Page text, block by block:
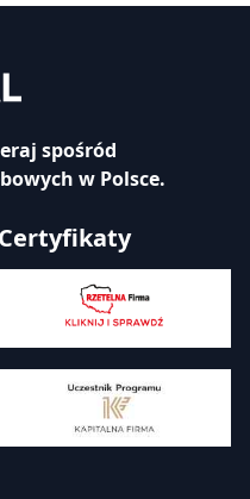
spośród
w Polsce.
Certyfikaty